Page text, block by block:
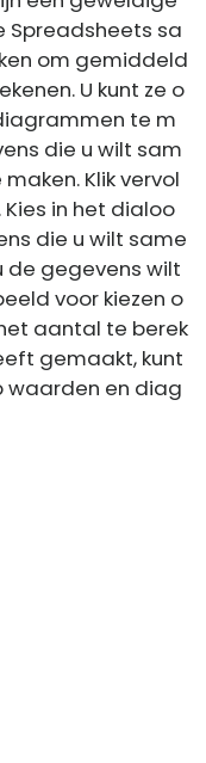
Spreadsheets sa
om gemiddeld
U kunt ze o
te m
die u wilt sam
Klik vervol
in het dialoo
die u wilt same
de gegevens wilt
voor kiezen o
aantal te berek
gemaakt, kunt
waarden en diag